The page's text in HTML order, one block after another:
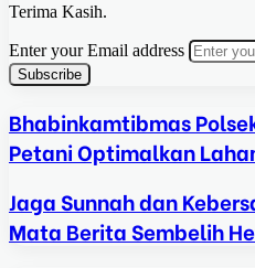
Terima Kasih.
Enter your Email address
Bhabinkamtibmas
Petani Optimalkan
Jaga Sunnah dan
Mata Berita Sembelih